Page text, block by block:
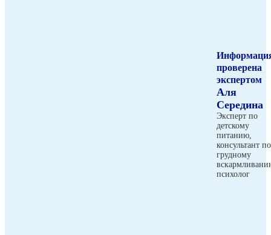
проверена
экспертом
Аля
Середина
Эксперт по
детскому
питанию,
консультант по
грудному
психолог